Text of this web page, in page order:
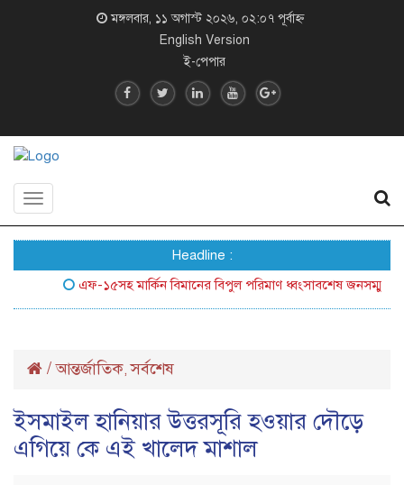
মঙ্গলবার, ১১ অগাস্ট ২০২৬, ০২:০৭ পূর্বাহ্ন
English Version
ই-পেপার
Toggle
Headline :
এফ-১৫সহ মার্কিন বিমানের বিপুল পরিমাণ ধ্বংসাবশেষ জনসম্মুখে আনল
/আন্তর্জাতিক,সর্বশেষ
ইসমাইল হানিয়ার উত্তরসূরি হওয়ার দৌড়ে
এগিয়ে কে এই খালেদ মাশাল